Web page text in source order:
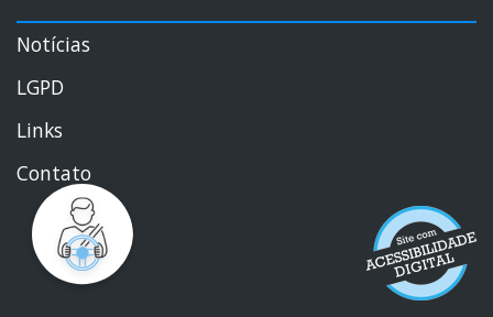
Notícias
LGPD
Links
Contato